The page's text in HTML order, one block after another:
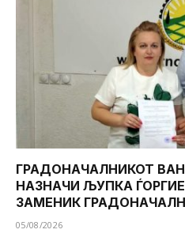
ГРАДОНАЧАЛНИКОТ
НАЗНАЧИ ЉУПКА
ЗАМЕНИК
05/08/2026